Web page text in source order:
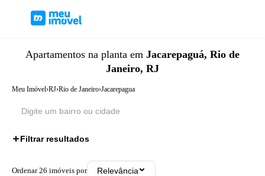
Apartamentos na planta em Jacarepaguá, Rio de
Janeiro, RJ
Meu Imóvel›RJ›Rio de Janeiro›Jacarepagua
Filtrar resultados
Ordenar26 imóveis por Relevância